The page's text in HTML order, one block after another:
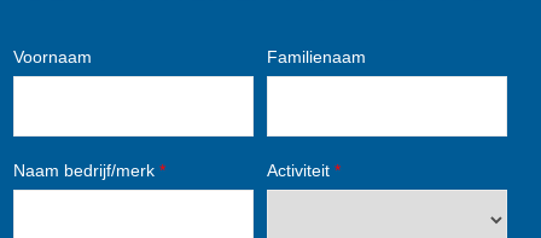
Voornaam Familienaam
Naam bedrijf/merk * Activiteit *